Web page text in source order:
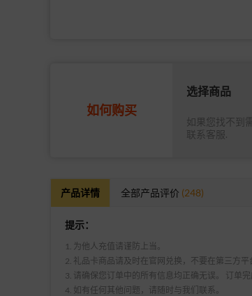
如何购买
选择商品
如果您找不到
联系客服.
产品详情 全部产品评价 (248)
提示：
1. 为他人充值请谨防上当。
2. 礼品卡商品请及时在官网兑换，不要在第三方平
3. 请确保您订单中的所有信息均正确无误。 订单
4. 如有任何其他问题，请随时与我们联系。